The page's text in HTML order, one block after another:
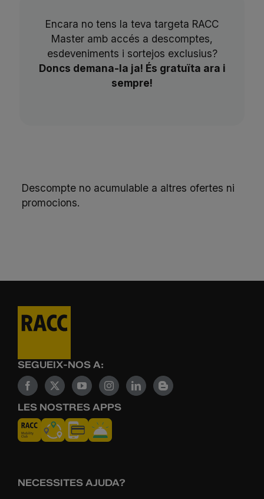
Encara no tens la teva targeta RACC
Master amb accés a descomptes,
esdeveniments i sortejos exclusius?
Doncs demana-la ja! És gratuïta ara i
sempre!
Descompte no acumulable a altres ofertes ni
promocions.
SEGUEIX-NOS A:
LES NOSTRES APPS
NECESSITES AJUDA?